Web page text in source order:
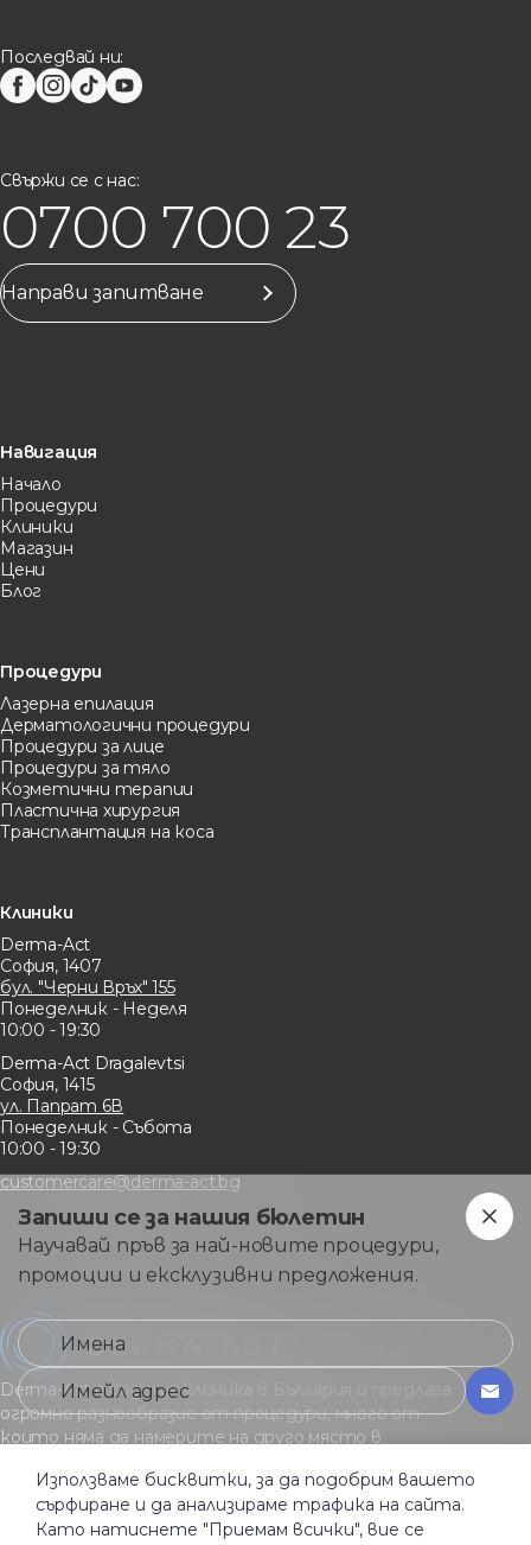
Последвай ни:
Свържи се с нас:
0700 700 23
Направи запитване
Навигация
Начало
Процедури
Клиники
Магазин
Цени
Блог
Процедури
Лазерна eпилация
Дерматологични процедури
Процедури за лице
Процедури за тяло
Козметични терапии
Пластична хирургия
Трансплантация на коса
Клиники
Derma-Act
София, 1407
бул. "Черни Връх" 155
Понеделник - Неделя
10:00 - 19:30
Derma-Act Dragalevtsi
София, 1415
ул. Папрат 6В
Понеделник - Събота
10:00 - 19:30
customercare@derma-act.bg
Derma-Act е водеща клиника в България и предлага
огромно разнообразие от процедури, много от
които няма да намерите на друго място в
Общи услoвия
Запиши се за нашия бюлетин
Научавай пръв за най-новите процедури,
промоции и ексклузивни предложения.
Използваме бисквитки, за да подобрим вашето
сърфиране и да анализираме трафика на сайта.
Като натиснете "Приемам всички", вие се